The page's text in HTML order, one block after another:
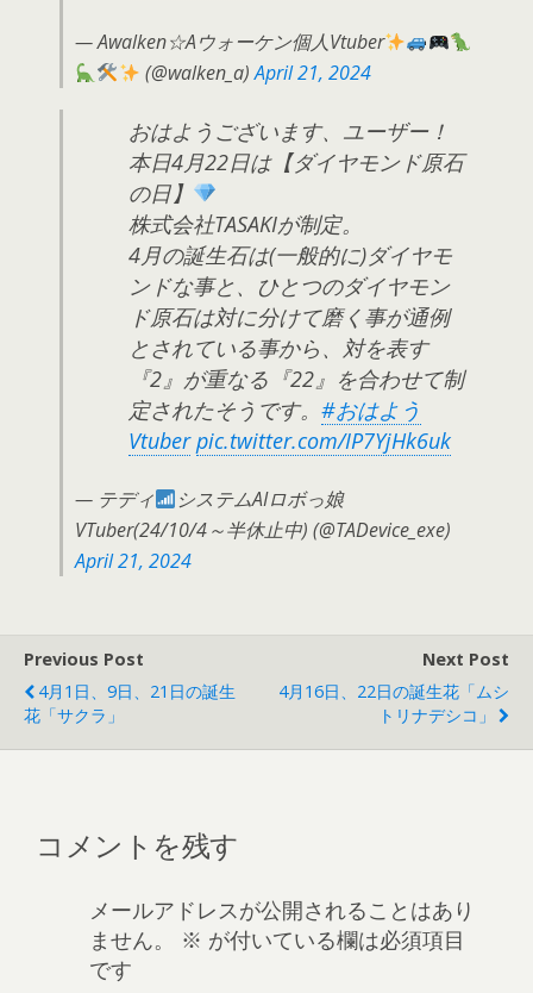
— Awalken☆Aウォーケン個人Vtuber
(@walken_a)April 21, 2024
おはようございます、ユーザー！
本日4月22日は【ダイヤモンド原石
の日】
株式会社TASAKIが制定。
4月の誕生石は(一般的に)ダイヤモ
ンドな事と、ひとつのダイヤモン
ド原石は対に分けて磨く事が通例
とされている事から、対を表す
『2』が重なる『22』を合わせて制
定されたそうです。 #おはよう
Vtuber pic.twitter.com/IP7YjHk6uk
— テディ
システムAIロボっ娘
VTuber(24/10/4～半休止中) (@TADevice_exe)
April 21, 2024
Previous Post
4月1日、9日、21日の誕生
花「サクラ」
Next Post
4月16日、22日の誕生花「ムシ
トリナデシコ」
コメントを残す
メールアドレスが公開されることはあり
ません。
※ が付いている欄は必須項目
です